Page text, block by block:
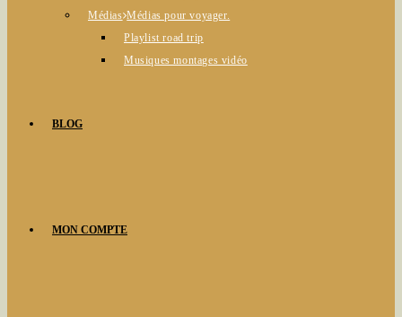
Médias Médias pour voyager.
Playlist road trip
Musiques montages vidéo
BLOG
MON COMPTE